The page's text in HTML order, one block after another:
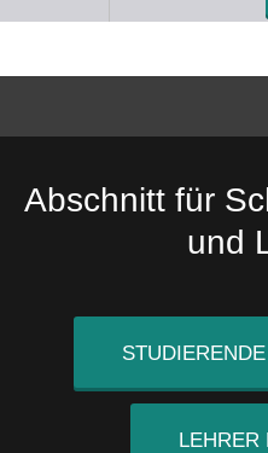
Abschnitt für
und
LEHRER